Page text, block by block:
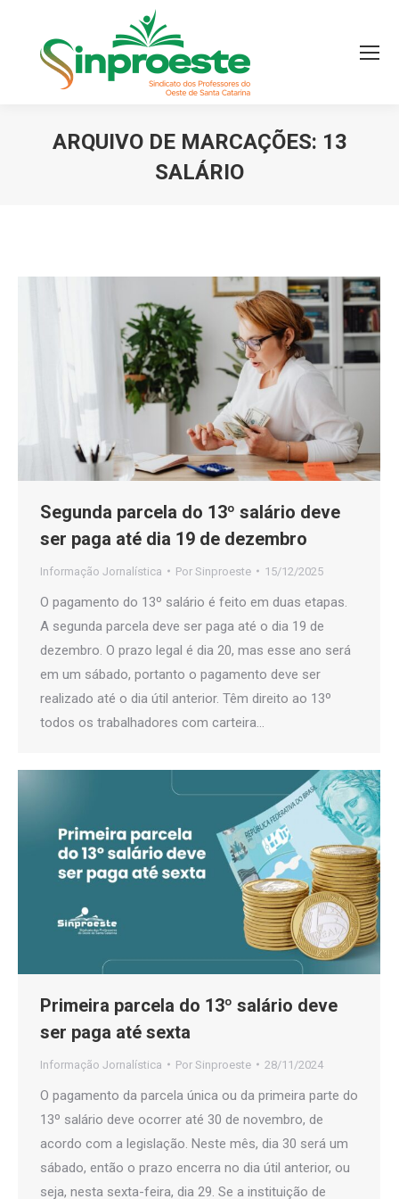
ARQUIVO DE MARCAÇÕES: 13
SALÁRIO
Segunda parcela do 13º salário deve
ser paga até dia 19 de dezembro
Informação Jornalística Por Sinproeste 15/12/2025
O pagamento do 13º salário é feito em duas etapas.
A segunda parcela deve ser paga até o dia 19 de
dezembro. O prazo legal é dia 20, mas esse ano será
em um sábado, portanto o pagamento deve ser
realizado até o dia útil anterior. Têm direito ao 13º
todos os trabalhadores com carteira…
Primeira parcela do 13º salário deve
ser paga até sexta
Informação Jornalística Por Sinproeste 28/11/2024
O pagamento da parcela única ou da primeira parte do
13º salário deve ocorrer até 30 de novembro, de
acordo com a legislação. Neste mês, dia 30 será um
sábado, então o prazo encerra no dia útil anterior, ou
seja, nesta sexta-feira, dia 29. Se a instituição de